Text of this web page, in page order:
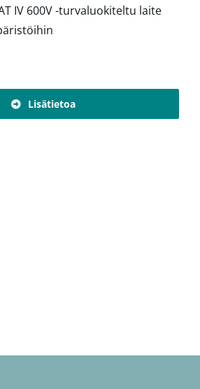
IV 600V -turvaluokiteltu laite
Lisätietoa